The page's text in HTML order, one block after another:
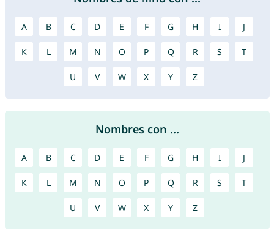
A B C D E F G H I J
K L M N O P Q R S T
U V W X Y Z
Nombres con ...
A B C D E F G H I J
K L M N O P Q R S T
U V W X Y Z